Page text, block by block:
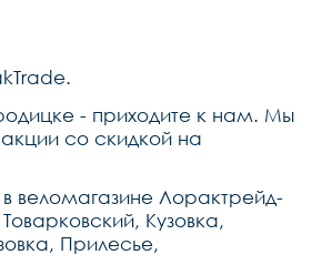
- приходите к нам. Мы
со скидкой на
веломагазине Лорактрейд-
Кузовка,
Прилесье,